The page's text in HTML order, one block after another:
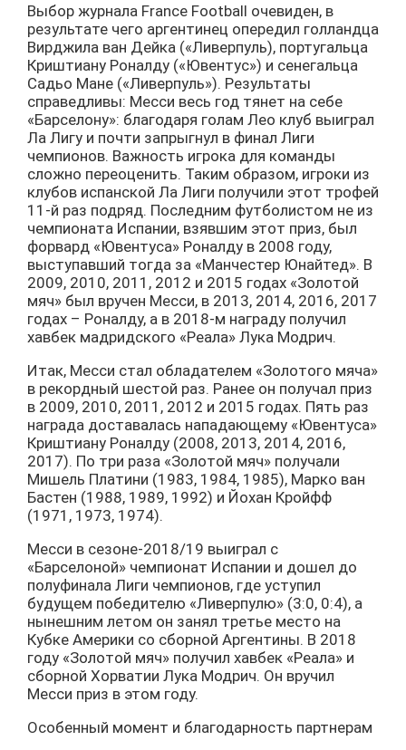
Выбор журнала France Football очевиден, в
результате чего аргентинец опередил голландца
Вирджила ван Дейка («Ливерпуль), португальца
Криштиану Роналду («Ювентус») и сенегальца
Садьо Мане («Ливерпуль»). Результаты
справедливы: Месси весь год тянет на себе
«Барселону»: благодаря голам Лео клуб выиграл
Ла Лигу и почти запрыгнул в финал Лиги
чемпионов. Важность игрока для команды
сложно переоценить. Таким образом, игроки из
клубов испанской Ла Лиги получили этот трофей
11-й раз подряд. Последним футболистом не из
чемпионата Испании, взявшим этот приз, был
форвард «Ювентуса» Роналду в 2008 году,
выступавший тогда за «Манчестер Юнайтед». В
2009, 2010, 2011, 2012 и 2015 годах «Золотой
мяч» был вручен Месси, в 2013, 2014, 2016, 2017
годах – Роналду, а в 2018-м награду получил
хавбек мадридского «Реала» Лука Модрич.
Итак, Месси стал обладателем «Золотого мяча»
в рекордный шестой раз. Ранее он получал приз
в 2009, 2010, 2011, 2012 и 2015 годах. Пять раз
награда доставалась нападающему «Ювентуса»
Криштиану Роналду (2008, 2013, 2014, 2016,
2017). По три раза «Золотой мяч» получали
Мишель Платини (1983, 1984, 1985), Марко ван
Бастен (1988, 1989, 1992) и Йохан Кройфф
(1971, 1973, 1974).
Месси в сезоне-2018/19 выиграл с
«Барселоной» чемпионат Испании и дошел до
полуфинала Лиги чемпионов, где уступил
будущем победителю «Ливерпулю» (3:0, 0:4), а
нынешним летом он занял третье место на
Кубке Америки со сборной Аргентины. В 2018
году «Золотой мяч» получил хавбек «Реала» и
сборной Хорватии Лука Модрич. Он вручил
Месси приз в этом году.
Особенный момент и благодарность партнерам